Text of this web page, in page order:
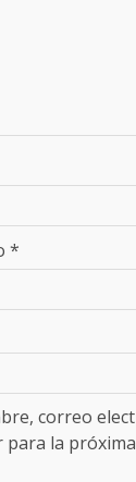
*
correo
la